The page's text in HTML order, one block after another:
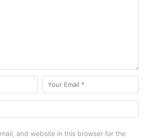
and website in this browser for the